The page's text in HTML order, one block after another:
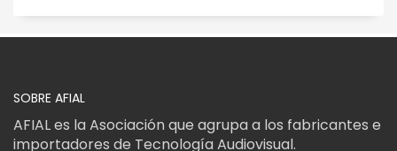
SOBRE AFIAL
AFIAL es la Asociación que agrupa a los fabricantes e
importadores de Tecnología Audiovisual.